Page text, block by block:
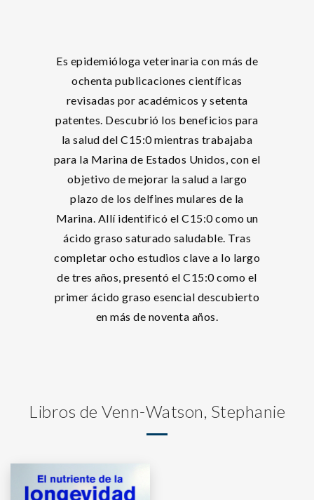
Es epidemióloga veterinaria con más de
ochenta publicaciones científicas
revisadas por académicos y setenta
patentes. Descubrió los beneficios para
la salud del C15:0 mientras trabajaba
para la Marina de Estados Unidos, con el
objetivo de mejorar la salud a largo
plazo de los delfines mulares de la
Marina. Allí identificó el C15:0 como un
ácido graso saturado saludable. Tras
completar ocho estudios clave a lo largo
de tres años, presentó el C15:0 como el
primer ácido graso esencial descubierto
en más de noventa años.
Libros de Venn-Watson, Stephanie